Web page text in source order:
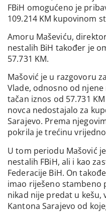
FBiH omogućeno je
109.214 KM kupovinom
Amoru Maševiću,
nestalih BiH također je
57.731 KM.
Mašović je u razgovoru
Vlade, odnosno od
tačan iznos od 57.731
novca nedostajalo za
Sarajevo. Prema
pokrila je trećinu
U tom periodu Mašović
nestalih FBiH, ali i kao
Federacije BiH. On
imao riješeno stambeno
nikad nije predat u kešu,
Kantona Sarajevo od